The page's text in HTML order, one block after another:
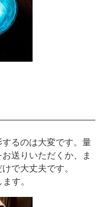
るのは大変です。量
送りいただくか、ま
で大丈夫です。
す。